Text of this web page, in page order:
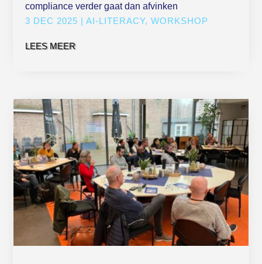
compliance verder gaat dan afvinken
3 DEC 2025 |AI-LITERACY,WORKSHOP
LEES MEER